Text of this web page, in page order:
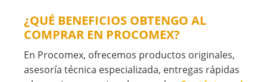
¿QUÉ BENEFICIOS OBTENGO AL
COMPRAR EN PROCOMEX?
En Procomex, ofrecemos productos originales,
asesoría técnica especializada, entregas rápidas